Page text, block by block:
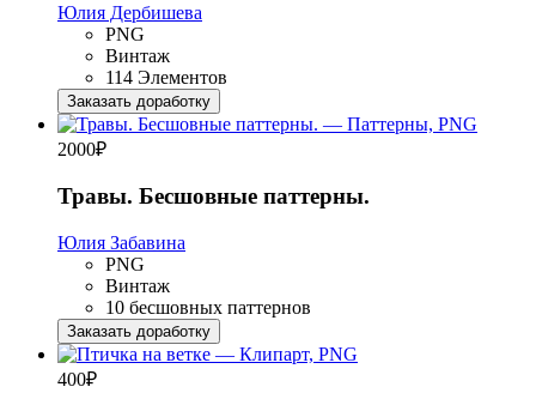
Юлия Дербишева
PNG
Винтаж
114 Элементов
Заказать доработку
2000₽
Травы. Бесшовные паттерны.
Юлия Забавина
PNG
Винтаж
10 бесшовных паттернов
Заказать доработку
400₽